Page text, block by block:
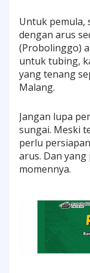
Untuk pemula,
dengan arus
(Probolinggo)
untuk tubing,
yang tenang
Malang.
Jangan lupa
sungai. Meski
perlu
arus. Dan
momennya.